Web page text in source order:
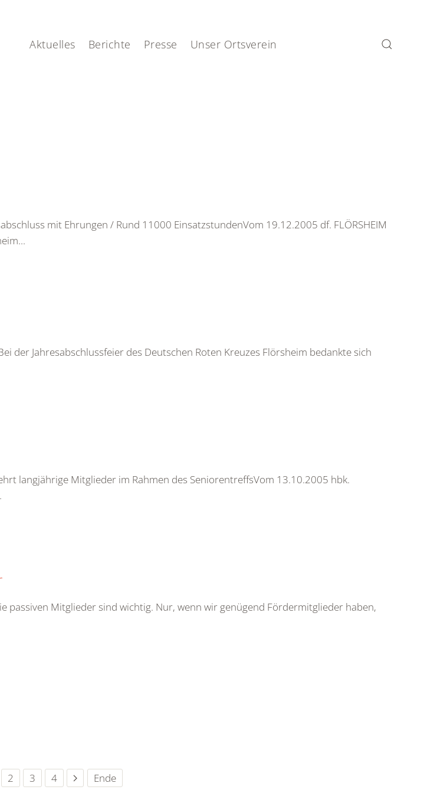
Aktuelles
Berichte Presse Unser Ortsverein
mit Ehrungen / Rund 11000 EinsatzstundenVom 19.12.2005 df. FLÖRSHEIM
der Jahresabschlussfeier des Deutschen Roten Kreuzes Flörsheim bedankte sich
langjährige Mitglieder im Rahmen des SeniorentreffsVom 13.10.2005 hbk.
passiven Mitglieder sind wichtig. Nur, wenn wir genügend Fördermitglieder haben,
2 3 4 Ende